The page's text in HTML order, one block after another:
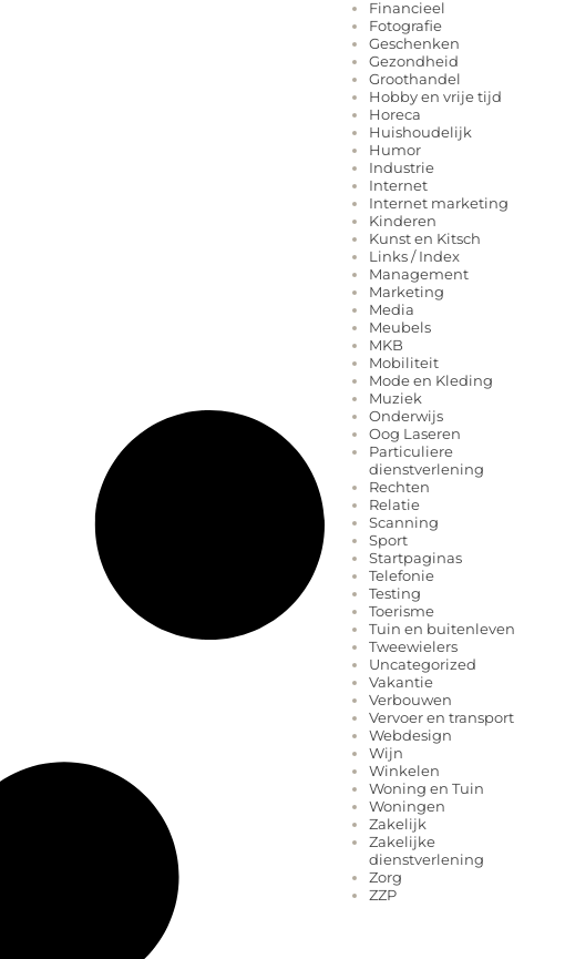
Financieel
Fotografie
Geschenken
Gezondheid
Groothandel
Hobby en vrije tijd
Horeca
Huishoudelijk
Humor
Industrie
Internet
Internet marketing
Kinderen
Kunst en Kitsch
Links / Index
Management
Marketing
Media
Meubels
MKB
Mobiliteit
Mode en Kleding
Muziek
Onderwijs
Oog Laseren
Particuliere
dienstverlening
Rechten
Relatie
Scanning
Sport
Startpaginas
Telefonie
Testing
Toerisme
Tuin en buitenleven
Tweewielers
Uncategorized
Vakantie
Verbouwen
Vervoer en transport
Webdesign
Wijn
Winkelen
Woning en Tuin
Woningen
Zakelijk
Zakelijke
dienstverlening
Zorg
ZZP